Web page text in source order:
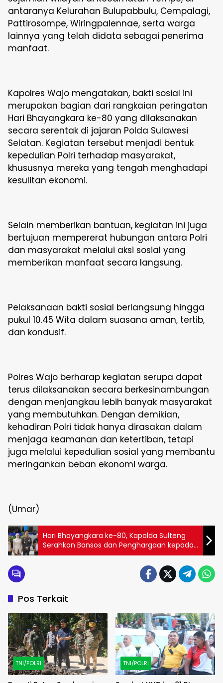
antaranya Kelurahan Bulupabbulu, Cempalagi,
Pattirosompe, Wiringpalennae, serta warga
lainnya yang telah didata sebagai penerima
manfaat.
Kapolres Wajo mengatakan, bakti sosial ini
merupakan bagian dari rangkaian peringatan
Hari Bhayangkara ke-80 yang dilaksanakan
secara serentak di jajaran Polda Sulawesi
Selatan. Kegiatan tersebut menjadi bentuk
kepedulian Polri terhadap masyarakat,
khususnya mereka yang tengah menghadapi
kesulitan ekonomi.
Selain memberikan bantuan, kegiatan ini juga
bertujuan mempererat hubungan antara Polri
dan masyarakat melalui aksi sosial yang
memberikan manfaat secara langsung.
Pelaksanaan bakti sosial berlangsung hingga
pukul 10.45 Wita dalam suasana aman, tertib,
dan kondusif.
Polres Wajo berharap kegiatan serupa dapat
terus dilaksanakan secara berkesinambungan
dengan menjangkau lebih banyak masyarakat
yang membutuhkan. Dengan demikian,
kehadiran Polri tidak hanya dirasakan dalam
menjaga keamanan dan ketertiban, tetapi
juga melalui kepedulian sosial yang membantu
meringankan beban ekonomi warga.
(Umar)
Hari Bhayangkara ke-80, Kapolda Sulteng
Serahkan Bansos dan Penghargaan kepada
Tokoh Masyarakat serta Personel Polri
Pos Terkait
TNI/POLRI TNI/POLRI